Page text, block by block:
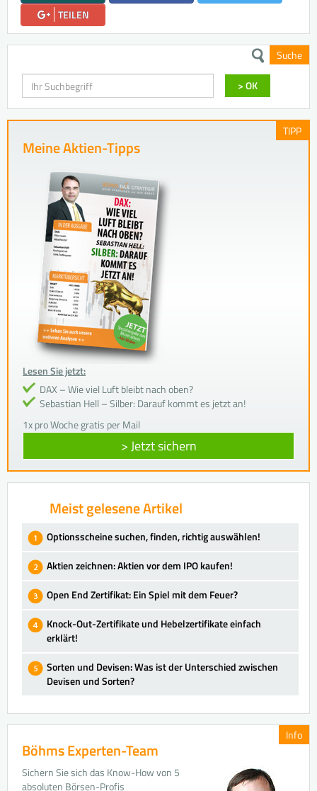
TEILEN
Suche
Suchen
> OK
TIPP
Meine Aktien-Tipps
Lesen Sie jetzt:
DAX – Wie viel Luft bleibt nach oben?
Sebastian Hell – Silber: Darauf kommt es jetzt an!
1x pro Woche gratis per Mail
> Jetzt sichern
Meist gelesene Artikel
Optionsscheine suchen, finden, richtig auswählen!
Aktien zeichnen: Aktien vor dem IPO kaufen!
Open End Zertifikat: Ein Spiel mit dem Feuer?
Knock-Out-Zertifikate und Hebelzertifikate einfach
erklärt!
Sorten und Devisen: Was ist der Unterschied zwischen
Devisen und Sorten?
Info
Böhms Experten-Team
Sichern Sie sich das Know-How von 5
absoluten Börsen-Profis